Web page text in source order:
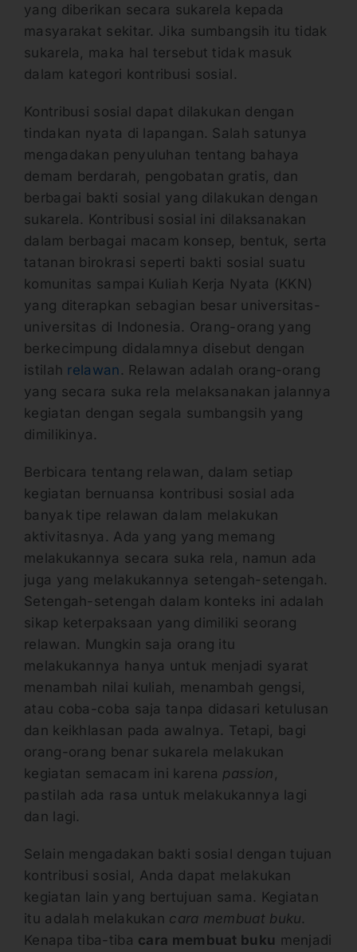
yang diberikan secara sukarela kepada
masyarakat sekitar. Jika sumbangsih itu tidak
sukarela, maka hal tersebut tidak masuk
dalam kategori kontribusi sosial.
Kontribusi sosial dapat dilakukan dengan
tindakan nyata di lapangan. Salah satunya
mengadakan penyuluhan tentang bahaya
demam berdarah, pengobatan gratis, dan
berbagai bakti sosial yang dilakukan dengan
sukarela. Kontribusi sosial ini dilaksanakan
dalam berbagai macam konsep, bentuk, serta
tatanan birokrasi seperti bakti sosial suatu
komunitas sampai Kuliah Kerja Nyata (KKN)
yang diterapkan sebagian besar universitas-
universitas di Indonesia. Orang-orang yang
berkecimpung didalamnya disebut dengan
istilah relawan . Relawan adalah orang-orang
yang secara suka rela melaksanakan jalannya
kegiatan dengan segala sumbangsih yang
dimilikinya.
Berbicara tentang relawan, dalam setiap
kegiatan bernuansa kontribusi sosial ada
banyak tipe relawan dalam melakukan
aktivitasnya. Ada yang yang memang
melakukannya secara suka rela, namun ada
juga yang melakukannya setengah-setengah.
Setengah-setengah dalam konteks ini adalah
sikap keterpaksaan yang dimiliki seorang
relawan. Mungkin saja orang itu
melakukannya hanya untuk menjadi syarat
menambah nilai kuliah, menambah gengsi,
atau coba-coba saja tanpa didasari ketulusan
dan keikhlasan pada awalnya. Tetapi, bagi
orang-orang benar sukarela melakukan
kegiatan semacam ini karena passion
pastilah ada rasa untuk melakukannya lagi
dan lagi.
Selain mengadakan bakti sosial dengan tujuan
kontribusi sosial, Anda dapat melakukan
kegiatan lain yang bertujuan sama. Kegiatan
itu adalah melakukan cara membuat buku.
Kenapa tiba-tiba cara membuat buku menjadi